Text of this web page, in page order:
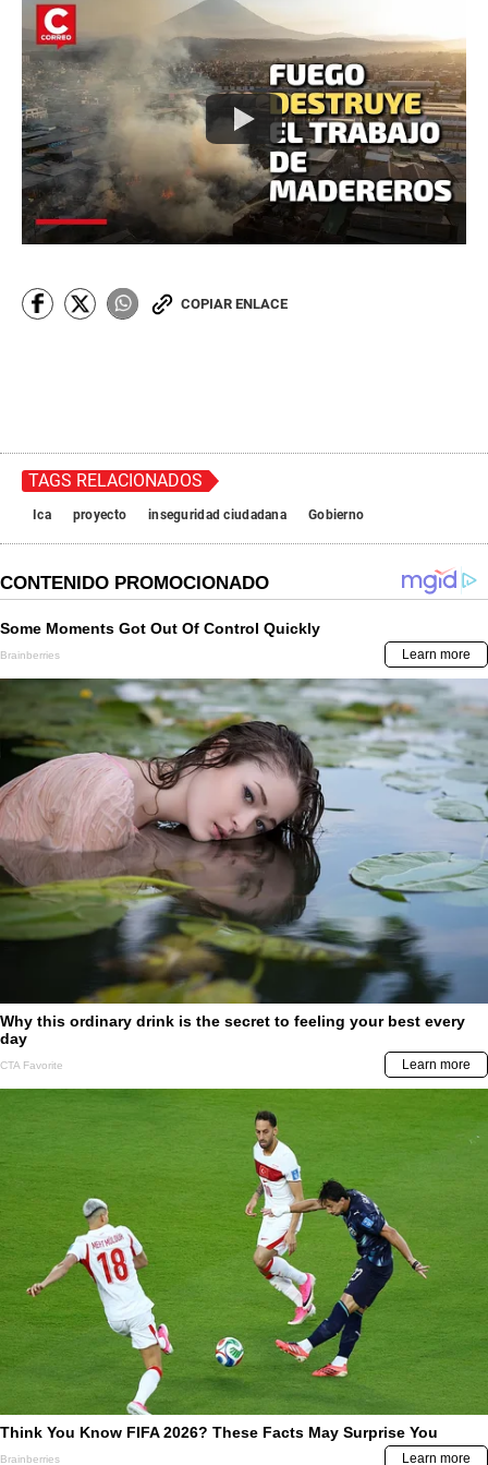
COPIAR ENLACE
TAGS RELACIONADOS
Ica proyecto inseguridad ciudadana Gobierno